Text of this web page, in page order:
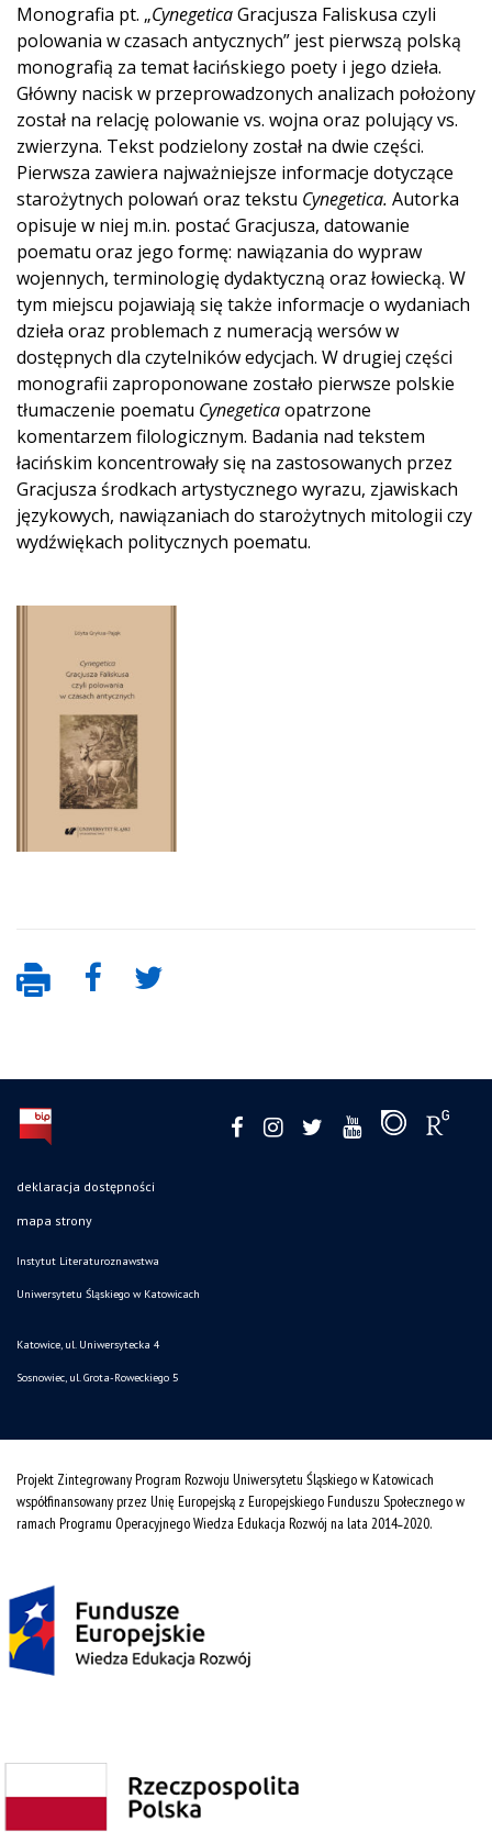
Monografia pt. „CynegeticaGracjusza Faliskusa czyli
polowania w czasach antycznych” jest pierwszą polską
monografią za temat łacińskiego poety i jego dzieła.
Główny nacisk w przeprowadzonych analizach położony
został na relację polowanie vs. wojna oraz polujący vs.
zwierzyna. Tekst podzielony został na dwie części.
Pierwsza zawiera najważniejsze informacje dotyczące
starożytnych polowań oraz tekstu Cynegetica. Autorka
opisuje w niej m.in. postać Gracjusza, datowanie
poematu oraz jego formę: nawiązania do wypraw
wojennych, terminologię dydaktyczną oraz łowiecką. W
tym miejscu pojawiają się także informacje o wydaniach
dzieła oraz problemach z numeracją wersów w
dostępnych dla czytelników edycjach. W drugiej części
monografii zaproponowane zostało pierwsze polskie
tłumaczenie poematu Cynegeticaopatrzone
komentarzem filologicznym. Badania nad tekstem
łacińskim koncentrowały się na zastosowanych przez
Gracjusza środkach artystycznego wyrazu, zjawiskach
językowych, nawiązaniach do starożytnych mitologii czy
wydźwiękach politycznych poematu.
deklaracja dostępności
mapa strony
Instytut Literaturoznawstwa
Uniwersytetu Śląskiego w Katowicach
Katowice, ul. Uniwersytecka 4
Sosnowiec, ul. Grota-Roweckiego 5
Projekt Zintegrowany Program Rozwoju Uniwersytetu Śląskiego w Katowicach
współfinansowany przez Unię Europejską z Europejskiego Funduszu Społecznego w
ramach Programu Operacyjnego Wiedza Edukacja Rozwój na lata 2014˗2020.